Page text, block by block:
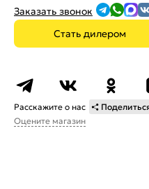
Заказать звонок
Стать дилером
Расскажите о нас
Оцените магазин